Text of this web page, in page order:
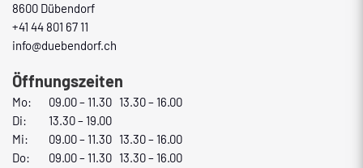
8600 Dübendorf
+41 44 801 67 11
info@duebendorf.ch
Öffnungszeiten
Mo:
09.00 – 11.30 13.30 – 16.00
Di:
13.30 – 19.00
Mi:
09.00 – 11.30 13.30 – 16.00
Do:
09.00 – 11.30 13.30 – 16.00